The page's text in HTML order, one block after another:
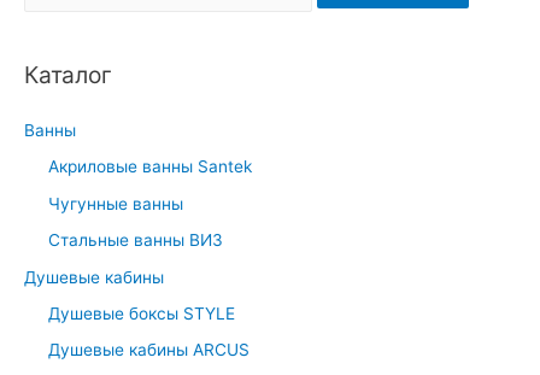
r
h
:
Каталог
Ванны
Акриловые ванны Santek
Чугунные ванны
Стальные ванны ВИЗ
Душевые кабины
Душевые боксы STYLE
Душевые кабины ARCUS